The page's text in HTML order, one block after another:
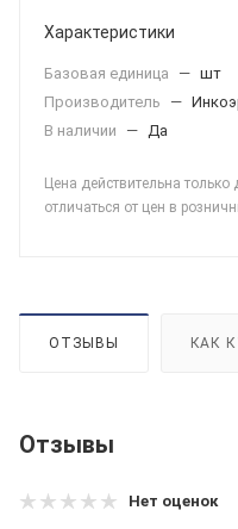
Характеристики
Базовая единица — шт
Производитель
—
В наличии
— Да
Цена действительна
отличаться от цен в
ОТЗЫВЫ КАК
Отзывы
Нет оценок